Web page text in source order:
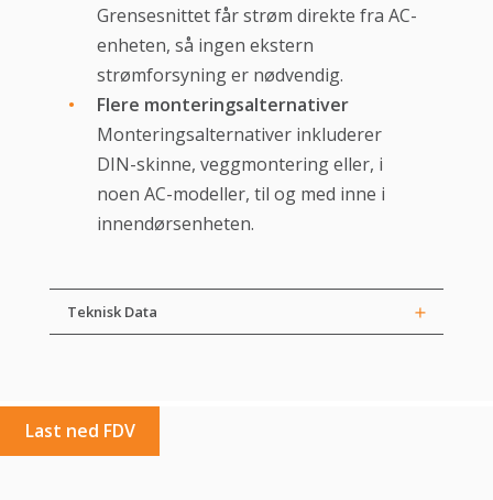
Grensesnittet får strøm direkte fra AC-
enheten, så ingen ekstern
strømforsyning er nødvendig.
Flere monteringsalternativer
Monteringsalternativer inkluderer
DIN-skinne, veggmontering eller, i
noen AC-modeller, til og med inne i
innendørsenheten.
Teknisk Data
Last ned FDV